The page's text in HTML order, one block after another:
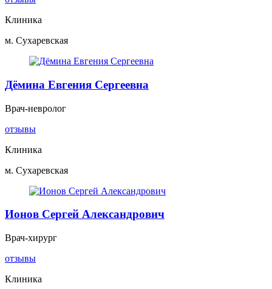
Клиника
м. Сухаревская
Дёмина Евгения Сергеевна
Врач-невролог
отзывы
Клиника
м. Сухаревская
Ионов Сергей Александрович
Врач-хирург
отзывы
Клиника